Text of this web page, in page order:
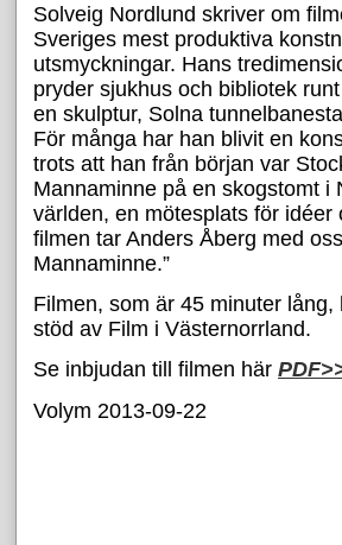
Solveig Nordlund skriver om
Sveriges mest produktiva
utsmyckningar. Hans
pryder sjukhus och bibliotek
en skulptur, Solna
För många har han blivit en
trots att han från början var
Mannaminne på en skogstomt i
världen, en mötesplats för
filmen tar Anders Åberg med
Mannaminne.”
Filmen, som är 45 minuter
stöd av Film i Västernorrland.
Se inbjudan till filmen här
Volym 2013-09-22